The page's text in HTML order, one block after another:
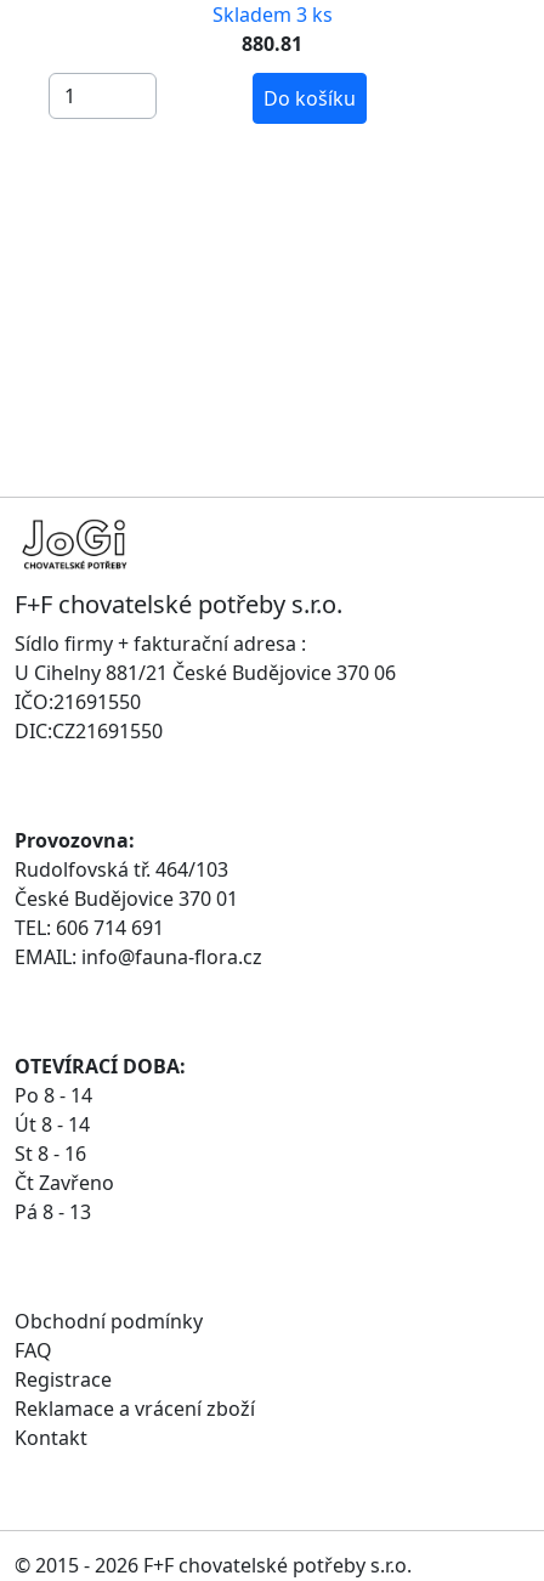
Skladem 3 ks
880.81
Do košíku
F+F chovatelské potřeby s.r.o.
Sídlo firmy + fakturační adresa :
U Cihelny 881/21 České Budějovice 370 06
IČO:21691550
DIC:CZ21691550
Provozovna:
Rudolfovská tř. 464/103
České Budějovice 370 01
TEL: 606 714 691
EMAIL: info@fauna-flora.cz
OTEVÍRACÍ DOBA:
Po 8 - 14
Út 8 - 14
St 8 - 16
Čt Zavřeno
Pá 8 - 13
Obchodní podmínky
FAQ
Registrace
Reklamace a vrácení zboží
Kontakt
© 2015 - 2026 F+F chovatelské potřeby s.r.o.